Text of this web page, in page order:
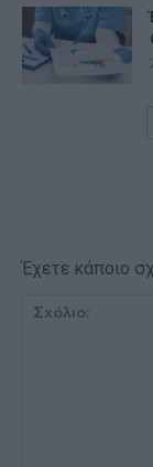
Έχετε κάποιο